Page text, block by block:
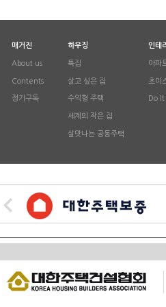
매거진
About us
Contents
정기구독
하우징
특집
살고 싶은 집
수익형 주택
세계의 작은 집
살맛나는 공동주택
인테
아파
초이
Do